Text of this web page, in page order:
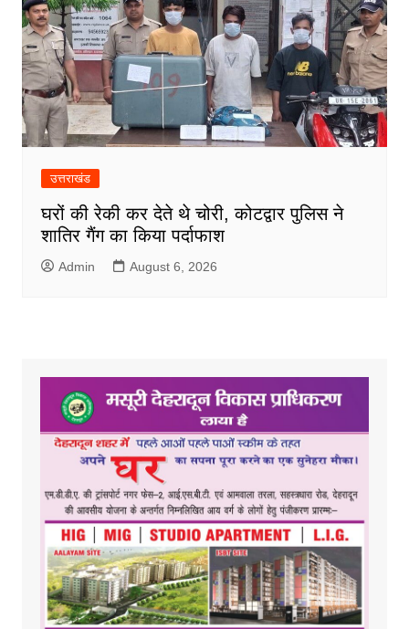
उत्तराखंड
घरों की रेकी कर देते थे चोरी, कोटद्वार पुलिस ने
शातिर गैंग का किया पर्दाफाश
Admin August 6, 2026